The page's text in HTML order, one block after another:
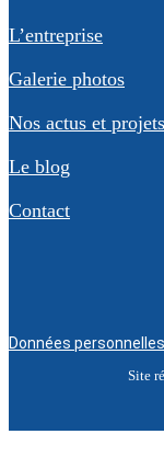
L’entreprise
Galerie photos
Nos actus et projets
Le blog
Contact
Données personnelles
Site